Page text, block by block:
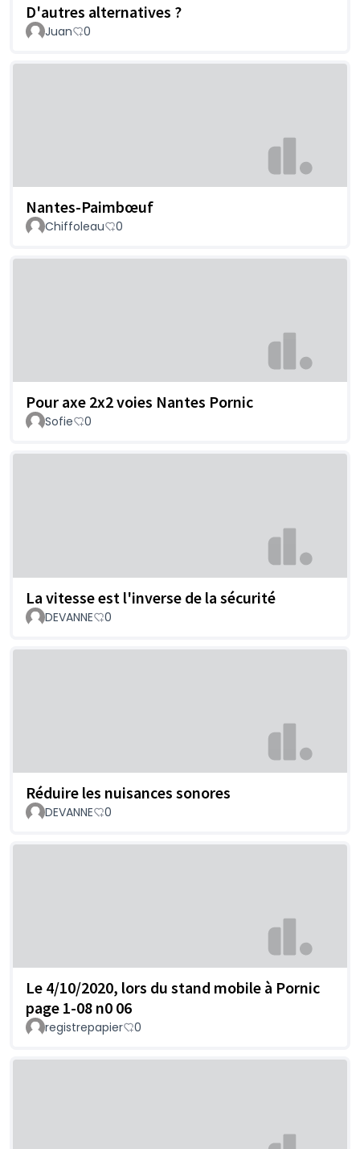
D'autres alternatives ?
Juan 0
Nantes-Paimbœuf
Chiffoleau 0
Pour axe 2x2 voies Nantes Pornic
Sofie 0
La vitesse est l'inverse de la sécurité
DEVANNE 0
Réduire les nuisances sonores
DEVANNE 0
Le 4/10/2020, lors du stand mobile à Pornic
page 1-08 n0 06
registrepapier 0